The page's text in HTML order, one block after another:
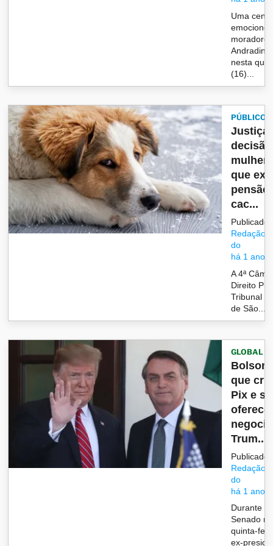
Uma
Andradina
nesta
(16)...
PÚBLICO
Justiça
mulher
que ex
pensão
cac...
Publicado
Redação/
do
há 1 ano
A 4ª
Direito
Tribunal
de São...
GLOBAL
que
Pix e se
oferece
Trum...
Publicado
Redação/
do
há 1 ano
Durante
Senado
quinta-
ex-